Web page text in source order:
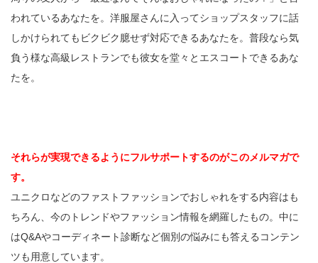
われているあなたを。洋服屋さんに入ってショップスタッフに話
しかけられてもビクビク臆せず対応できるあなたを。普段なら気
負う様な高級レストランでも彼女を堂々とエスコートできるあな
たを。
それらが実現できるようにフルサポートするのがこのメルマガで
す。
ユニクロなどのファストファッションでおしゃれをする内容はも
ちろん、今のトレンドやファッション情報を網羅したもの。中に
はQ&Aやコーディネート診断など個別の悩みにも答えるコンテン
ツも用意しています。